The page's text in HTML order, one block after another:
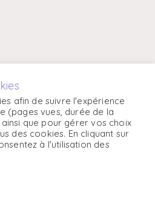
ouvre le Centre Tout
et naturopathe pour
Veggie !
afin de suivre l'expérience
(pages vues, durée de la
que pour gérer vos choix
des cookies. En cliquant sur
à l'utilisation des